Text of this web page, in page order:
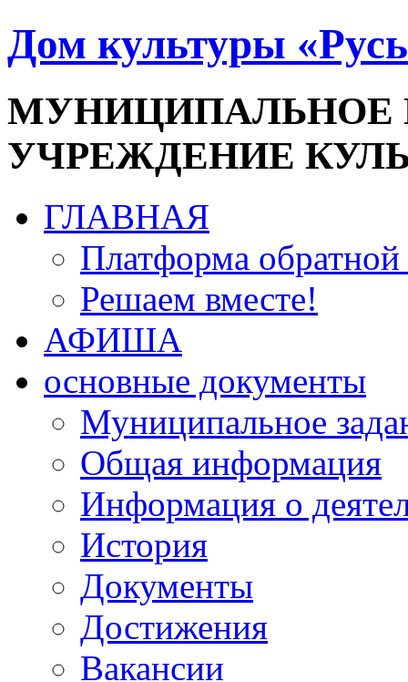
Дом культуры
УЧРЕЖДЕНИЕ
ГЛАВНАЯ
Платформа обратной
Решаем вместе!
АФИША
основные документы
Муниципальное
Общая информация
Информация о
История
Документы
Достижения
Вакансии